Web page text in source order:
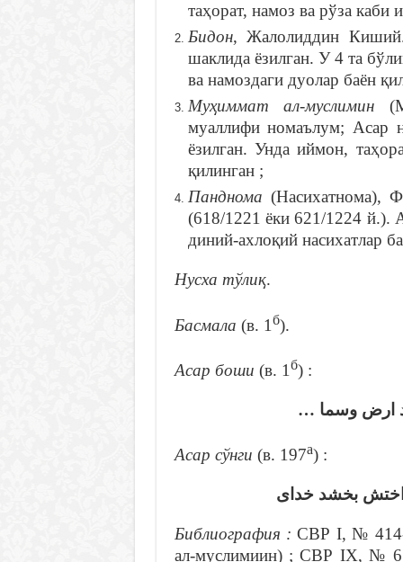
таҳорат, намоз ва рўза каби
Бидон, Жалолиддин Киший.
шаклида ёзилган. У 4 та
ва намоздаги дуолар баён
Муҳиммат ал-муслимин
муаллифи номаълум; Асар
ёзилган. Унда иймон,
қилинган ;
Панднома (Насихатнома),
(618/1221 ёки 621/1224 й.).
диний-ахлоқий насихатлар
Нусха тўлиқ.
Басмала (в. 1 б).
Асар боши (в. 1 б) :
ارض وسما …
Асар сўнги (в. 197а) :
بخشد خداى
Библиография :СВР I, №
ал-муслимиин) ; СВР IX, №